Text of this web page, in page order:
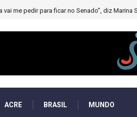
me pedir para ficar no Senado”, diz Marina
ACRE BRASIL MUNDO